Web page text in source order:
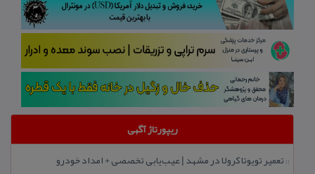
ریپورتاژ آگهی
:: تعمیر تویوتا كرولا در مشهد | عیب‌یابی تخصصی + امداد خودرو